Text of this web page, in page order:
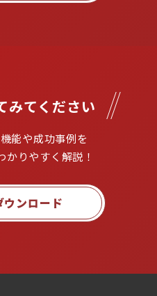
みてください
能や成功事例を
りやすく解説！
ウンロード